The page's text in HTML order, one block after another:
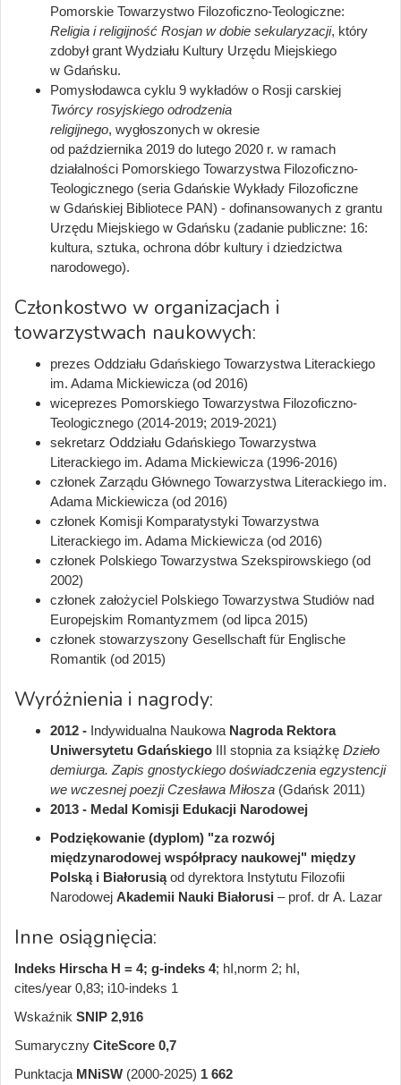
Pomorskie Towarzystwo Filozoficzno-Teologiczne:
Religia i religijność Rosjan w dobie sekularyzacji, który
zdobył grant Wydziału Kultury Urzędu Miejskiego
w Gdańsku.
Pomysłodawca cyklu 9 wykładów o Rosji carskiej
Twórcy rosyjskiego odrodzenia
religijnego, wygłoszonych w okresie
od października 2019 do lutego 2020 r. w ramach
działalności Pomorskiego Towarzystwa Filozoficzno-
Teologicznego (seria Gdańskie Wykłady Filozoficzne
w Gdańskiej Bibliotece PAN) - dofinansowanych z grantu
Urzędu Miejskiego w Gdańsku (zadanie publiczne: 16:
kultura, sztuka, ochrona dóbr kultury i dziedzictwa
narodowego).
Członkostwo w organizacjach i
towarzystwach naukowych:
prezes Oddziału Gdańskiego Towarzystwa Literackiego
im. Adama Mickiewicza (od 2016)
wiceprezes Pomorskiego Towarzystwa Filozoficzno-
Teologicznego (2014-2019; 2019-2021)
sekretarz Oddziału Gdańskiego Towarzystwa
Literackiego im. Adama Mickiewicza (1996-2016)
członek Zarządu Głównego Towarzystwa Literackiego im.
Adama Mickiewicza (od 2016)
członek Komisji Komparatystyki Towarzystwa
Literackiego im. Adama Mickiewicza (od 2016)
członek Polskiego Towarzystwa Szekspirowskiego (od
2002)
członek założyciel Polskiego Towarzystwa Studiów nad
Europejskim Romantyzmem (od lipca 2015)
członek stowarzyszony Gesellschaft für Englische
Romantik (od 2015)
Wyróżnienia i nagrody:
2012 - Indywidualna Naukowa Nagroda Rektora
Uniwersytetu Gdańskiego III stopnia za książkę Dzieło
demiurga. Zapis gnostyckiego doświadczenia egzystencji
we wczesnej poezji Czesława Miłosza (Gdańsk 2011)
2013 - Medal Komisji Edukacji Narodowej
Podziękowanie (dyplom) "za rozwój
międzynarodowej współpracy naukowej" między
Polską i Białorusiąod dyrektora Instytutu Filozofii
Narodowej Akademii Nauki Białorusi – prof. dr А. Lazar
Inne osiągnięcia:
Indeks Hirscha H = 4; g-indeks 4; hI,norm 2; hI,
cites/year 0,83; i10-indeks 1
Wskaźnik SNIP 2,916
Sumaryczny CiteScore 0,7
Punktacja MNiSW (2000-2025) 1 662